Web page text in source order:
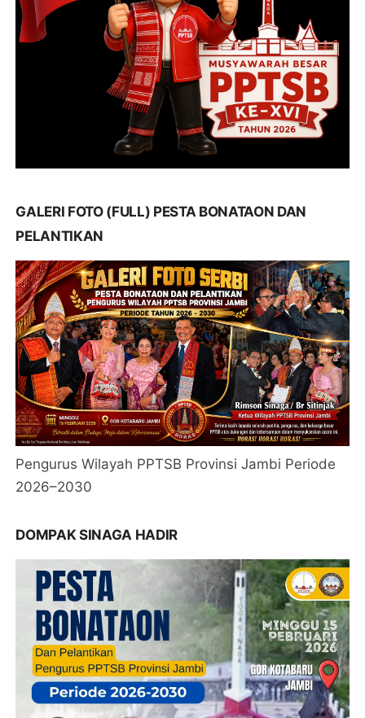
GALERI FOTO (FULL) PESTA BONATAON DAN
PELANTIKAN
Pengurus Wilayah PPTSB Provinsi Jambi Periode
2026–2030
DOMPAK SINAGA HADIR